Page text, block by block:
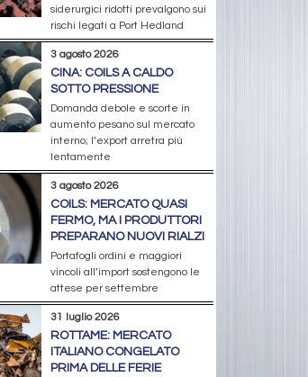
siderurgici ridotti prevalgono sui
rischi legati a Port Hedland
3 agosto 2026
CINA: COILS A CALDO
SOTTO PRESSIONE
Domanda debole e scorte in
aumento pesano sul mercato
interno; l’export arretra più
lentamente
3 agosto 2026
COILS: MERCATO QUASI
FERMO, MA I PRODUTTORI
PREPARANO NUOVI RIALZI
Portafogli ordini e maggiori
vincoli all’import sostengono le
attese per settembre
31 luglio 2026
ROTTAME: MERCATO
ITALIANO CONGELATO
PRIMA DELLE FERIE